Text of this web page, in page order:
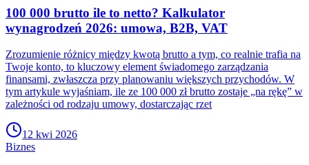
100 000 brutto ile to netto? Kalkulator
wynagrodzeń 2026: umowa, B2B, VAT
Zrozumienie różnicy między kwotą brutto a tym, co realnie trafia na
Twoje konto, to kluczowy element świadomego zarządzania
finansami, zwłaszcza przy planowaniu większych przychodów. W
tym artykule wyjaśniam, ile ze 100 000 zł brutto zostaje „na rękę” w
zależności od rodzaju umowy, dostarczając rzet
12 kwi 2026
Biznes